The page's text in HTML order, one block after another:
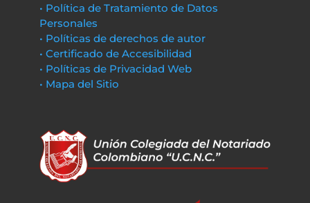
• Política de Tratamiento de Datos
Personales
• Políticas de derechos de autor
• Certificado de Accesibilidad
• Políticas de Privacidad Web
• Mapa del Sitio